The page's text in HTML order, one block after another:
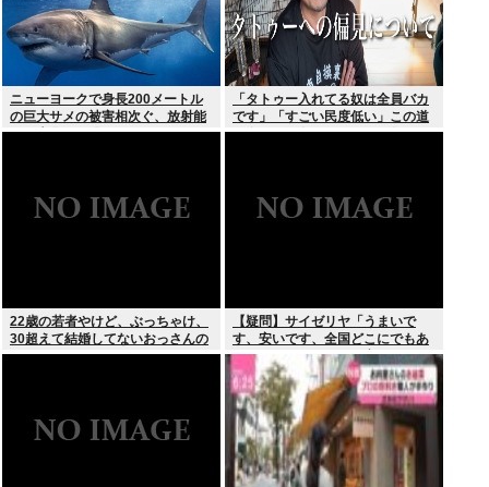
ニューヨークで身長200メートル
の巨大サメの被害相次ぐ、放射能
で巨大化した恐れ、Yahooニュー
「タトゥー入れてる奴は全員バカ
です」「すごい民度低い」この道
23年の彫り師YouTuberの動画が
22歳の若者やけど、ぶっちゃけ、
30超えて結婚してないおっさんの
こと見下してる
【疑問】サイゼリヤ「うまいで
す、安いです、全国どこにでもあ
ります」←こいつの弱点